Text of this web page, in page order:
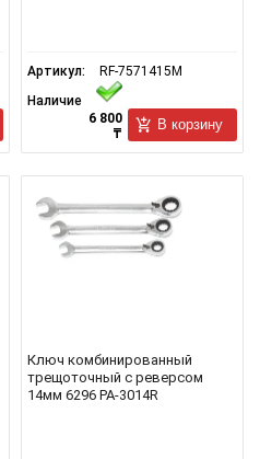
Артикул:
RF-7571415M
Наличие
6 800
₸
В корзину
Ключ комбинированный
трещоточный с реверсом
14мм 6296 PA-3014R